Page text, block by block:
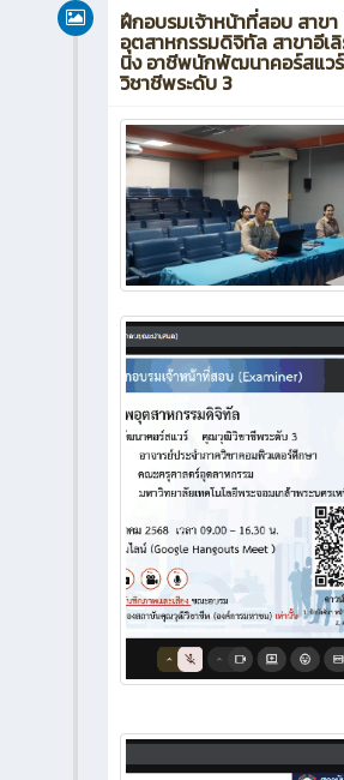
ฝึกอบรมเจ้าหน้าที่สอบ สาขา
อุตสาหกรรมดิจิทัล สาขาอีเ
นิง อาชีพนักพัฒนาคอร์สแ
วิชาชีพระดับ 3